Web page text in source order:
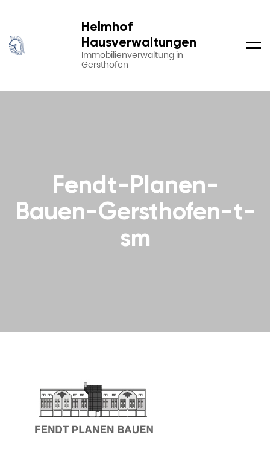
Helmhof
Hausverwaltungen
Immobilienverwaltung in
Gersthofen
Fendt-Planen-
Bauen-Gersthofen-t-
sm